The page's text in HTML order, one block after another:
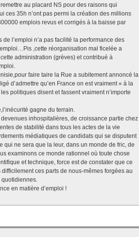
au placard NS pour des raisons qui
ces 35h n’ont pas permi la création des millions
emplois revus et corrigés à la baisse par
l’emploi n’a pas facilité la performance des
,cette réorganisation mal ficelée a
administration (grèves) et contribué à
faire taire la Rue a subitement annoncé la
d’admettre qu’en France on est vraiment « à la
politiques disent et fassent vraiment n’importe
gagne du terrain.
inhospitalières, de croissance partie chez
de stabilité dans tous les actes de la vie
médiatiques de candidats qui se disputent
qui ne sera que la leur, dans un monde de fric, de
examinons ce monde rationnel où toute chose
et technique, force est de constater que ce
ces parts de nous-mêmes forgées au
quotidiennes.
en matière d’emploi !